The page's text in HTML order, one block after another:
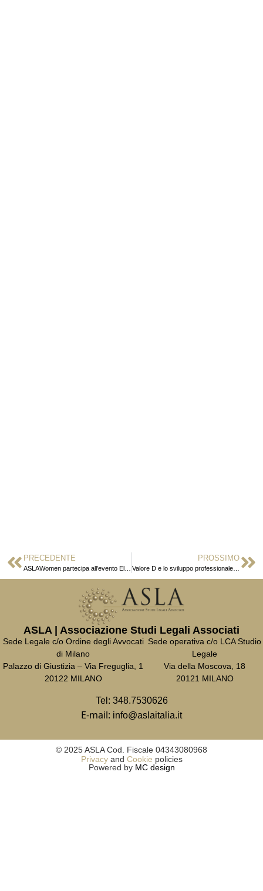
PRECEDENTE PROSSIMO
Valore D e lo sviluppo professionale e di vita delle donne
ASLA | Associazione Studi Legali Associati
Sede Legale c/o Ordine degli Avvocati
di Milano
Palazzo di Giustizia – Via Freguglia, 1
20122 MILANO
Sede operativa c/o LCA Studio
Legale
Via della Moscova, 18
20121 MILANO
Tel: 348.7530626
E-mail: info@aslaitalia.it
© 2025 ASLA Cod. Fiscale 04343080968
Privacyand Cookie policies
Powered by MC design